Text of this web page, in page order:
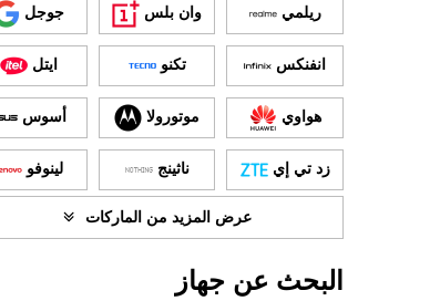
ريلمي وان بلس جوجل
انفنكس تكنو ايتل
هواوي موتورولا أسوس
زد تي إي ناثينج لينوفو
عرض المزيد من الماركات
البحث عن جهاز